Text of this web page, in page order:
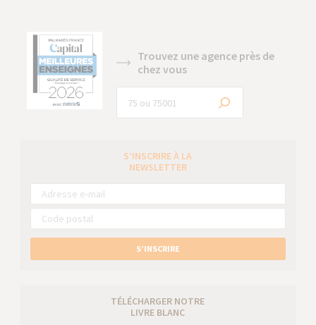
Trouvez une agence près de
chez vous
S’INSCRIRE À LA
NEWSLETTER
S’INSCRIRE
TÉLÉCHARGER NOTRE
LIVRE BLANC